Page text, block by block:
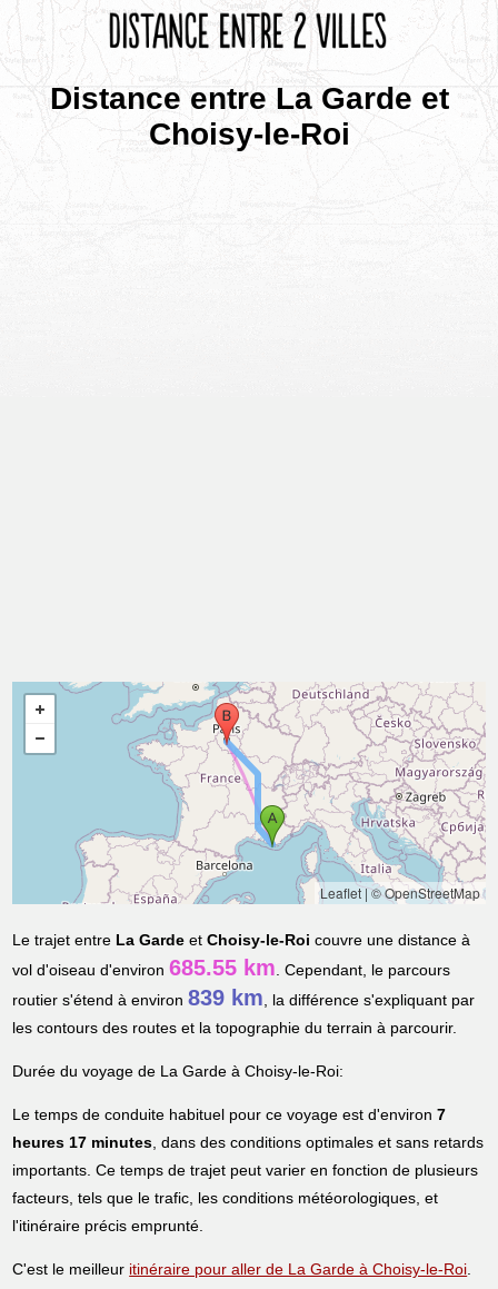
Distance entre La Garde et
Choisy-le-Roi
Leaflet|© OpenStreetMap
Le trajet entre La Garde etChoisy-le-Roi couvre une distance à
vol d'oiseau d'environ685.55 km. Cependant, le parcours
routier s'étend à environ839 km, la différence s'expliquant par
les contours des routes et la topographie du terrain à parcourir.
Durée du voyage de La Garde à Choisy-le-Roi:
Le temps de conduite habituel pour ce voyage est d'environ7
heures 17 minutes, dans des conditions optimales et sans retards
importants. Ce temps de trajet peut varier en fonction de plusieurs
facteurs, tels que le trafic, les conditions météorologiques, et
l'itinéraire précis emprunté.
C'est le meilleur itinéraire pour aller de La Garde à Choisy-le-Roi.